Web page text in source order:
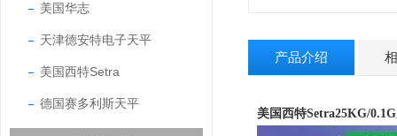
美国华志
天津德安特电子天平
美国西特Setra
德国赛多利斯天平
产品介绍
美国西特Setra25KG/